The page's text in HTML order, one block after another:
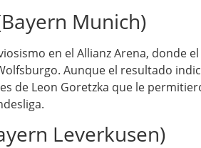
Munich)
en el Allianz Arena, donde
Aunque el resultado
de Leon Goretzka que le
Leverkusen)